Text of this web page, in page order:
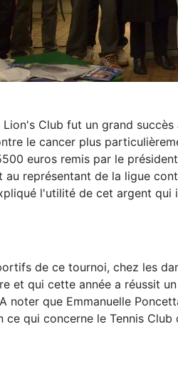
Club fut un grand
le cancer plus
euros remis par le
au représentant de la ligue
l'utilité de cet argent
de ce tournoi, chez les
et qui cette année a réussit
noter que Emmanuelle
ce qui concerne le Tennis